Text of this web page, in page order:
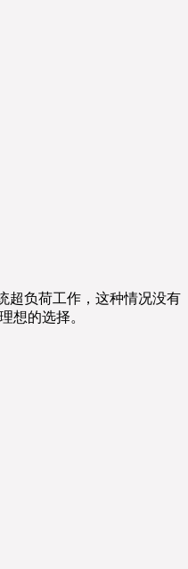
超负荷工作，这种情况没有
想的选择。